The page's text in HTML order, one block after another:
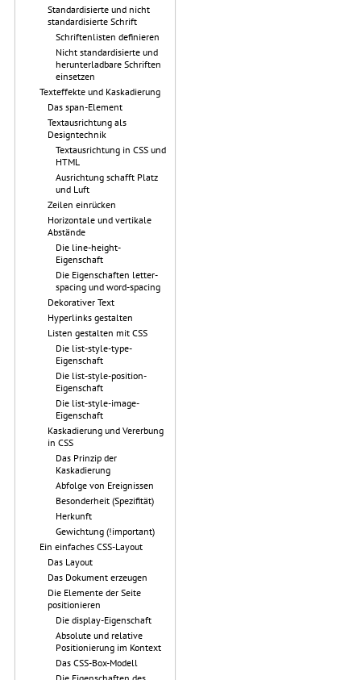
Standardisierte und nicht
standardisierte Schrift
Schriftenlisten definieren
Nicht standardisierte und
herunterladbare Schriften
einsetzen
Texteffekte und Kaskadierung
Das span-Element
Textausrichtung als
Designtechnik
Textausrichtung in CSS und
HTML
Ausrichtung schafft Platz
und Luft
Zeilen einrücken
Horizontale und vertikale
Abstände
Die line-height-
Eigenschaft
Die Eigenschaften letter-
spacing und word-spacing
Dekorativer Text
Hyperlinks gestalten
Listen gestalten mit CSS
Die list-style-type-
Eigenschaft
Die list-style-position-
Eigenschaft
Die list-style-image-
Eigenschaft
Kaskadierung und Vererbung
in CSS
Das Prinzip der
Kaskadierung
Abfolge von Ereignissen
Besonderheit (Spezifität)
Herkunft
Gewichtung (!important)
Ein einfaches CSS-Layout
Das Layout
Das Dokument erzeugen
Die Elemente der Seite
positionieren
Die display-Eigenschaft
Absolute und relative
Positionierung im Kontext
Das CSS-Box-Modell